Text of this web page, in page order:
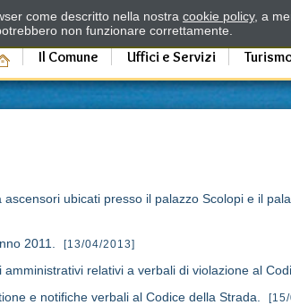
Il Comune Uffici e Servizi
ascensori ubicati presso il palazzo Scolopi
2011. [13/04/2013]
relativi a verbali di violazione al
e notifiche verbali al Codice della Strada.
come descritto nella nostra cookie policy, a
non funzionare correttamente.